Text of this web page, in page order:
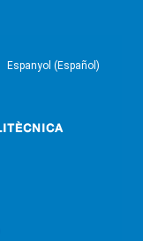
Espanyol (Español)